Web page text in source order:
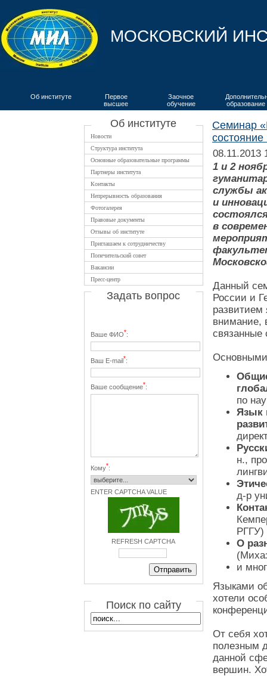
МОСКОВСКИЙ
Об институте
Первое
высшее
Заочное
обучение
образование
Об институте
Новости
Структура института
Основные образовательные программы
Партнеры института
Контакты
Непрерывность образования
Фотогалерея
Правовые документы
Отзывы об институте
Приглашаем к сотрудничеству
Попечительский совет
Вакансии
Пресс-центр
Задать вопрос
Ваше ФИО*:
Ваш E-mail*:
Ваше сообщение*:
Кому*:
ENTER CAPTCHA VALUE
REFRESH CAPTCHA
Поиск по сайту
Семинар
08.11.2013
1 и 2
службы
и
в
Данный
России и
развитием
внимание,
связанные
по
Язык
н.,
д-р
РГГУ)
О
и
Языками
хотели
От себя
полезным
данной
вершин.